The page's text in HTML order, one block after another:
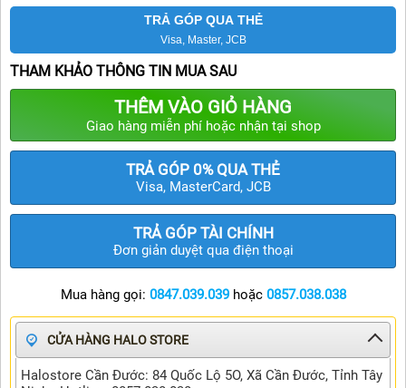
MÁY DÙNG RỒI
SAMSUNG
PHỤ KIỆN
TRẢ GÓP QUA THẺ
Visa, Master, JCB
THAM KHẢO THÔNG TIN MUA SAU
THÊM VÀO GIỎ HÀNG
Giao hàng miễn phí hoặc nhận tại shop
TRẢ GÓP 0% QUA THẺ
Visa, MasterCard, JCB
TRẢ GÓP TÀI CHÍNH
Đơn giản duyệt qua điện thoại
Mua hàng gọi: 0847.039.039hoặc 0857.038.038
CỬA HÀNG HALO STORE
Halostore Cần Đước: 84 Quốc Lộ 5O, Xã Cần Đước, Tỉnh Tây